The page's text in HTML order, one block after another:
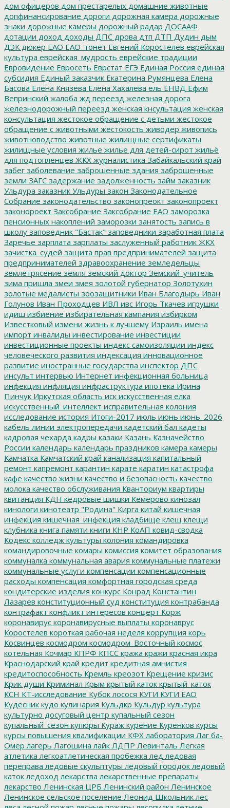
дом офицеров дом престарелых домашние животные
допфинансирование дороги дорожная камера дорожные
знаки дорожные камеры дорожный радар ДОСААФ
дотации доход доходы ДПС дрова дтп ДТП Дудин дым
ДЭК дюкер ЕАО ЕАО_тонет Евгений Коростелев еврейская
культура еврейская_мудрость еврейские традиции
Евровидение Евросеть Еврстат ЕГЭ Единая Россия единая
субсидия Единый заказчик Екатерина Румянцева Елена
Басова Елена Князева Елена Хахалева ель ЕНВД Ефим
Вепринский жалоба жд переезд железная дорога
железнодорожный переезд женская кнсультация женская
консультация жестокое обращение с детьми жестокое
обращение с животными жестокость живодер живопись
животноводство животные жилищные сертификаты
жилищные условия жилье жилье для детей-сирот жильё
для подтопленцев ЖКХ журналистика Забайкальский край
забег заболевание заброшенные здания заброшенные
земли ЗАГС задержание задолженность займ заказник
Ульдура заказник Ульдуры закон Законодательное
Собрание законодательство законопреокт законопроект
законороект Заксобрание Заксобрание ЕАО заморозка
пенсионных накоплений заморозки занятость запись в
школу заповедник "Бастак" заповедники заработная плата
Заречье зарплата зарплаты заслуженный работник ЖКХ
зачистка_судей защита прав предпринимателей защита
предпринимателей здравоохранение земледельцы
землетрясение земля земский доктор Земский_учитель
зима пришла змеи змея золотой губернатор Золотухин
золотые медалисты зоозащитники Иван Благодырь Иван
Голунов Иван Проходцев ИВЛ ивс Игорь Ткачев игрушки
идиш избиение избирательная кампания избирком
Известковый измени жизнь к лучшему Израиль имена
импорт инвалиды инвестирование инвестиции
инвестиционные проекты индекс самоизоляции индекс
человеческого развития индексация инновационное
развитие иностранные государства инспектор ДПС
инсульт интервью Интернет инфекционная больница
инфекция инфляция инфраструктура ипотека Ирина
Пинчук Иркутская область иск искусственная елка
искусственный_интеллект исправительная колония
исследование история Итоги-2017 июль июнь июнь_2026
кабель линии электропередачи кадетский бал кадеты
кадровая чехарда кадры казаки Казань Казначейство
России календарь календарь праздников камера камеры
Камчатка Камчатский край канализация капитальный
ремонт капремонт карантин карате каратин катастрофа
кафе качество жизни качество и безопасность качество
молока качество обслуживания Кванториум квартиры
квитанция КДН кедровые шишки Кемерово кинозал
кинологи кинотеатр "Родина" Кирга китай кишечная
инфекция кишечная_инфекция кладбище клещ клещи
клубника книга памяти книги КНР КоАП ковид-сводка
Кодекс колледж культуры колония командировка
командировочные комары комиссия комитет образования
коммуналка коммунальная авария коммунальные платежи
коммунальные услуги компенсации компенсационные
расходы компенсация комфортная городская среда
кондитерские изделия конкурс Конрад Константин
Лазарев конституционный суд конституция контрабанда
контрафакт конфликт интересов концерт Корж
коронавирус коронавирусные выплаты коронаврус
Коростелев короткая рабочая неделя коррупция корь
Косвинцев космодром космодром_Восточный космос
котельная Кочмар КПРФ КПСС кража кражи красная икра
Краснодарский край кредит кредитная амнистия
кредитоспособность Кремль креозот Крещение кризис
Крик души Криминал Крым крытый каток крытый_каток
КСН КТ-исследование Кубок лосося КУГИ КУГИ ЕАО
Кудесник кудо кулинария Кульдкр Кульдур культура
культурно досуговый центр купальный сезон
купальный_сезон купюры Кураж курение Куренков курсы
курсы повышения квалификации КФХ лаборатория Лаг ба-
Омер лагерь Лагошина лайк ЛДПР Левинталь Легкая
атлетика легкоатлетическая пробежка лед ледовая
переправа ледовые скульптуры ледовый городок ледовый
каток ледоход лекарства лекарственные препараты
лекарство Ленинская ЦРБ Ленинский район Ленинское
Ленинское сельское поселение Леонид Школьник лес